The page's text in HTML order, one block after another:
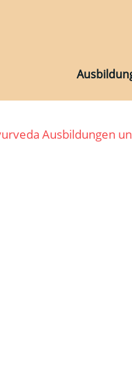
Ausbildungen